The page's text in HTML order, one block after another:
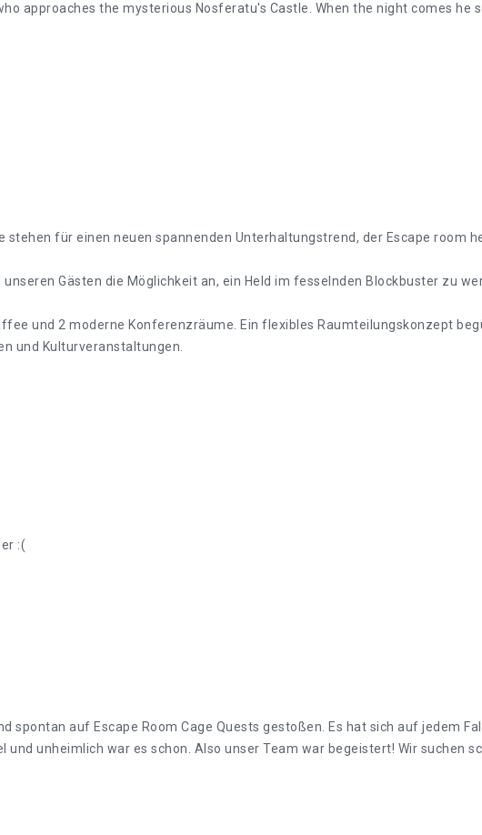
approaches the mysterious Nosferatu's Castle. When the night comes he
stehen für einen neuen spannenden Unterhaltungstrend, der Escape room
Gästen die Möglichkeit an, ein Held im fesselnden Blockbuster zu
und 2 moderne Konferenzräume. Ein flexibles Raumteilungskonzept
und Kulturveranstaltungen.
:(
spontan auf Escape Room Cage Quests gestoßen. Es hat sich auf jedem
unheimlich war es schon. Also unser Team war begeistert! Wir suchen